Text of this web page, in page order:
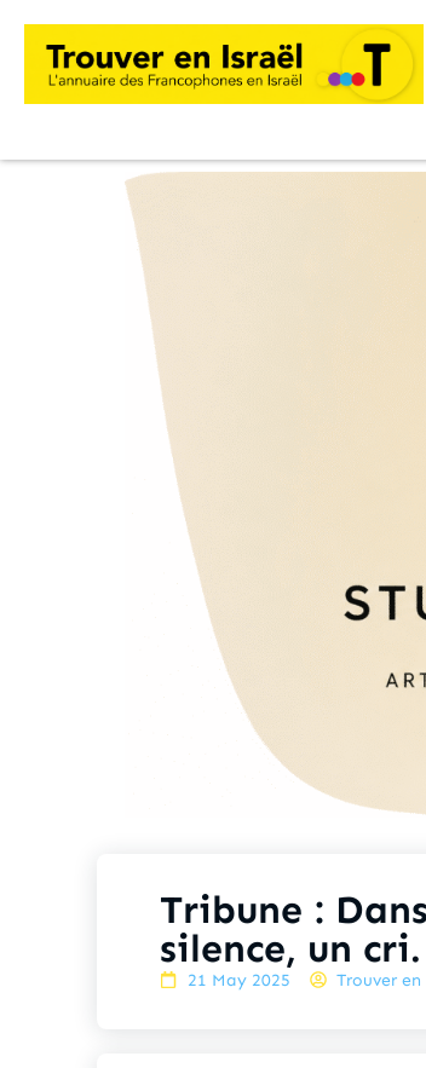
Tribune :
silence, un cri.
21 May 2025 Trouver